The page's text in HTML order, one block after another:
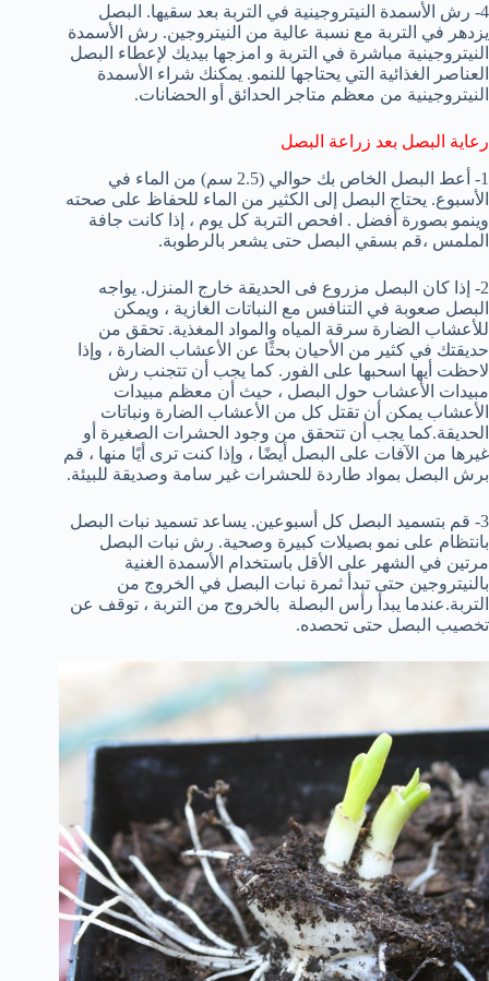
4- رش الأسمدة النيتروجينية في التربة بعد سقيها. البصل
يزدهر في التربة مع نسبة عالية من النيتروجين. رش الأسمدة
النيتروجينية مباشرة في التربة و امزجها بيديك لإعطاء البصل
العناصر الغذائية التي يحتاجها للنمو. يمكنك شراء الأسمدة
النيتروجينية من معظم متاجر الحدائق أو الحضانات.
رعاية البصل بعد زراعة البصل
1- أعط البصل الخاص بك حوالي (2.5 سم) من الماء في
الأسبوع. يحتاج البصل إلى الكثير من الماء للحفاظ على صحته
وينمو بصورة أفضل . افحص التربة كل يوم ، إذا كانت جافة
الملمس ،قم بسقي البصل حتى يشعر بالرطوبة.
2- إذا كان البصل مزروع فى الحديقة خارج المنزل. يواجه
البصل صعوبة في التنافس مع النباتات الغازية ، ويمكن
للأعشاب الضارة سرقة المياه والمواد المغذية. تحقق من
حديقتك في كثير من الأحيان بحثًا عن الأعشاب الضارة ، وإذا
لاحظت أيها اسحبها على الفور. كما يجب أن تتجنب رش
مبيدات الأعشاب حول البصل ، حيث أن معظم مبيدات
الأعشاب يمكن أن تقتل كل من الأعشاب الضارة ونباتات
الحديقة.كما يجب أن تتحقق من وجود الحشرات الصغيرة أو
غيرها من الآفات على البصل أيضًا ، وإذا كنت ترى أيًا منها ، قم
برش البصل بمواد طاردة للحشرات غير سامة وصديقة للبيئة.
3- قم بتسميد البصل كل أسبوعين. يساعد تسميد نبات البصل
بانتظام على نمو بصيلات كبيرة وصحية. رش نبات البصل
مرتين في الشهر على الأقل باستخدام الأسمدة الغنية
بالنيتروجين حتى تبدأ ثمرة نبات البصل في الخروج من
التربة.عندما يبدأ رأس البصلة بالخروج من التربة ، توقف عن
تخصيب البصل حتى تحصده.